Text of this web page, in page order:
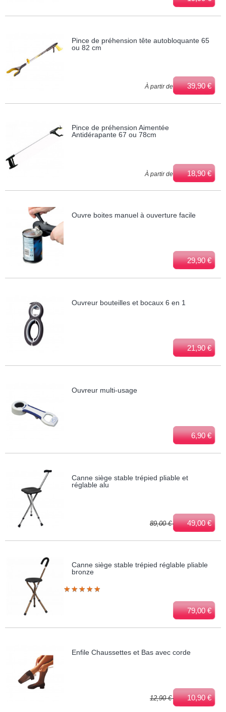
Pince de préhension tête autobloquante 65
ou 82 cm
À partir de 39,90 €
Pince de préhension Aimentée
Antidérapante 67 ou 78cm
À partir de 18,90 €
Ouvre boites manuel à ouverture facile
29,90 €
Ouvreur bouteilles et bocaux 6 en 1
21,90 €
Ouvreur multi-usage
6,90 €
Canne siège stable trépied pliable et
réglable alu
89,00 € 49,00 €
Canne siège stable trépied réglable pliable
bronze
★ ★ ★ ★ ★
★ ★ ★ ★ ★
79,00 €
Enfile Chaussettes et Bas avec corde
12,90 € 10,90 €